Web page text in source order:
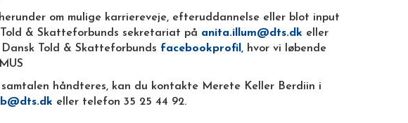
om mulige karriereveje, efteruddannelse eller blot input
& Skatteforbunds sekretariat på anita.illum@dts.dk eller
Told & Skatteforbunds facebookprofil , hvor vi løbende
håndteres, kan du kontakte Merete Keller Berdiin i
eller telefon 35 25 44 92.